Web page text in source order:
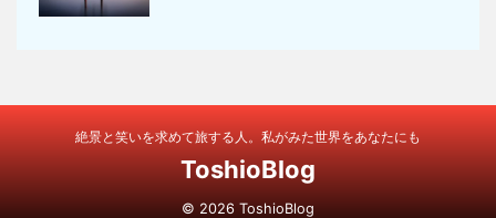
絶景と笑いを求めて旅する人。私がみた世界をあなたにも
ToshioBlog
© 2026 ToshioBlog